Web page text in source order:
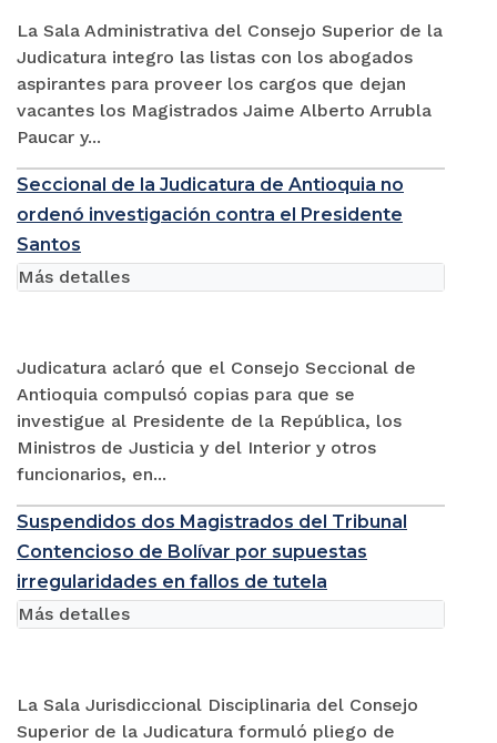
La Sala Administrativa del Consejo Superior de la
Judicatura integro las listas con los abogados
aspirantes para proveer los cargos que dejan
vacantes los Magistrados Jaime Alberto Arrubla
Paucar y...
Seccional de la Judicatura de Antioquia no
ordenó investigación contra el Presidente
Santos
Judicatura aclaró que el Consejo Seccional de
Antioquia compulsó copias para que se
investigue al Presidente de la República, los
Ministros de Justicia y del Interior y otros
funcionarios, en...
Más detalles
Suspendidos dos Magistrados del Tribunal
Contencioso de Bolívar por supuestas
irregularidades en fallos de tutela
La Sala Jurisdiccional Disciplinaria del Consejo
Superior de la Judicatura formuló pliego de
Más detalles